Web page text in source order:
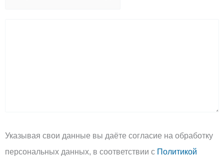
Указывая свои данные вы даёте согласие на обработку
персональных данных, в соответствии с Политикой